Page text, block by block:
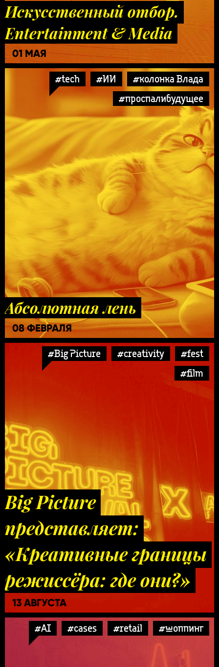
Искусственный отбор.
Entertainment & Media
01 МАЯ
#tech #ИИ
#колонка Влада
#проспалибудущее
Абсолютная лень
08 ФЕВРАЛЯ
#Big Picture #creativity
#fest
#film
Big Picture
представляет:
«Креативные границы
режиссёра: где они?»
13 АВГУСТА
#AI #cases #retail #шоппинг